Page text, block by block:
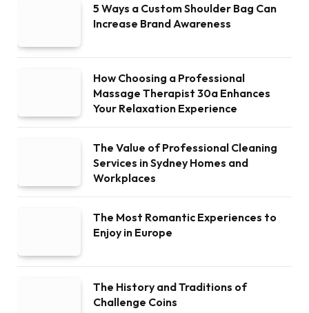
5 Ways a Custom Shoulder Bag Can
Increase Brand Awareness
How Choosing a Professional
Massage Therapist 30a Enhances
Your Relaxation Experience
The Value of Professional Cleaning
Services in Sydney Homes and
Workplaces
The Most Romantic Experiences to
Enjoy in Europe
The History and Traditions of
Challenge Coins